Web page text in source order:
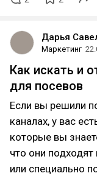
Дарья
Маркетинг
Как искать и
для посевов
Если вы решили
каналах, у вас
которые вы
что они подходят
или специально